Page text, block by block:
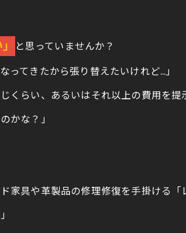
と思っていませんか？
ってきたから張り替えたいけれど…」
くらい、あるいはそれ以上の費用を提
かな？」
具や革製品の修理修復を手掛ける「